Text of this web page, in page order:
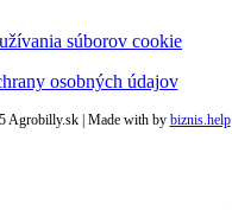
súborov cookie
osobných údajov
Agrobilly.sk | Made with by biznis.help